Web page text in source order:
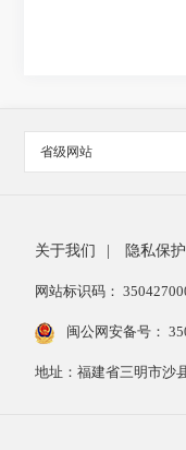
省级网站
关于我们 隐私保护
网站标识码：
闽公网安备号：
地址：福建省三明市沙